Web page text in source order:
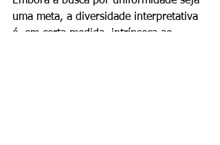
uma meta, a diversidade interpretativa
é, em certa medida, intrínseca ao